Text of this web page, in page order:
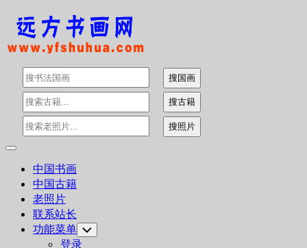
Skip
content
Expand
中国书画
中国古籍
老照片
联系站长
功能菜单 Toggle
Child
登录